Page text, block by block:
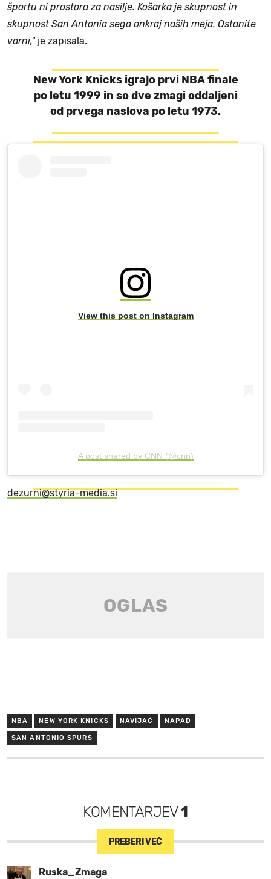
športu ni prostora za nasilje. Košarka je skupnost in
skupnost San Antonia sega onkraj naših meja. Ostanite
varni,"je zapisala.
New York Knicks igrajo prvi NBA finale
po letu 1999 in so dve zmagi oddaljeni
od prvega naslova po letu 1973.
View this post on Instagram
A post shared by CNN (@cnn)
dezurni@styria-media.si
NBA NEW YORK KNICKS NAVIJAČ NAPAD
SAN ANTONIO SPURS
KOMENTARJEV1
PREBERI VEČ
Ruska_Zmaga